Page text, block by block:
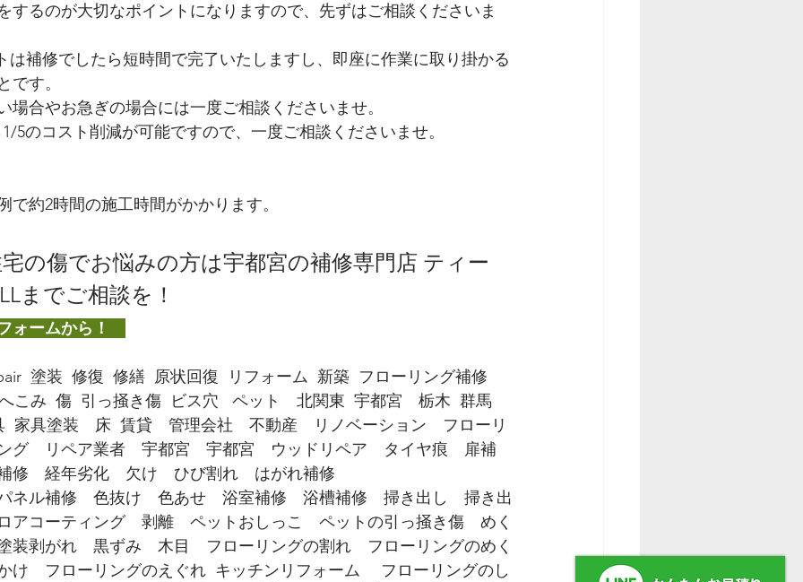
するのが大切なポイントになりますので、先ずはご相談くださいま
補修でしたら短時間で完了いたしますし、即座に作業に取り掛かる
です。
場合やお急ぎの場合には一度ご相談くださいませ。
5のコスト削減が可能ですので、一度ご相談くださいませ。
約2時間の施工時間がかかります。
の傷でお悩みの方は宇都宮の補修専門店 ティー
までご相談を！
ォームから！
塗装  修復  修繕  原状回復  リフォーム  新築  フローリング補修
こみ  傷  引っ掻き傷  ビス穴   ペット　北関東  宇都宮　栃木  群馬
家具塗装　床  賃貸　管理会社　不動産　リノベーション　フローリ
グ　リペア業者　宇都宮　宇都宮　ウッドリペア　タイヤ痕　扉補
修　経年劣化　欠け　ひび割れ　はがれ補修
ル補修　色抜け　色あせ　浴室補修　浴槽補修　掃き出し　掃き出
アコーティング　剥離　ペットおしっこ　ペットの引っ掻き傷　めく
装剥がれ　黒ずみ　木目　フローリングの割れ　フローリングのめく
け　フローリングのえぐれ  キッチンリフォーム 　フローリングのし